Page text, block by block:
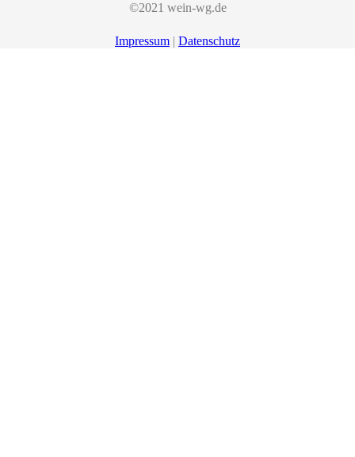
©2021 wein-wg.de
Impressum | Datenschutz